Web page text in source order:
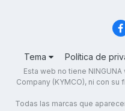
Tema Política de
Esta web no tiene
Company (KYMCO), ni con su
Todas las marcas que